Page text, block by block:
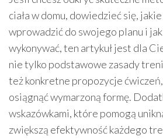
ciała w domu, dowiedzieć się,
wprowadzić do swojego planu i
wykonywać, ten artykuł jest dla
nie tylko podstawowe zasady
też konkretne propozycje
osiągnąć wymarzoną formę.
wskazówkami, które pomogą
zwiększą efektywność każdego